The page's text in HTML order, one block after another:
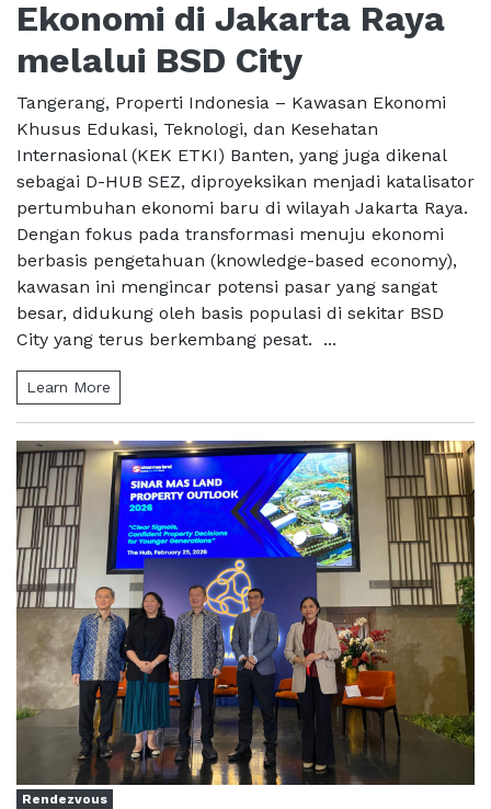
Ekonomi di Jakarta Raya
melalui BSD City
Tangerang, Properti Indonesia – Kawasan Ekonomi
Khusus Edukasi, Teknologi, dan Kesehatan
Internasional (KEK ETKI) Banten, yang juga dikenal
sebagai D-HUB SEZ, diproyeksikan menjadi katalisator
pertumbuhan ekonomi baru di wilayah Jakarta Raya.
Dengan fokus pada transformasi menuju ekonomi
berbasis pengetahuan (knowledge-based economy),
kawasan ini mengincar potensi pasar yang sangat
besar, didukung oleh basis populasi di sekitar BSD
City yang terus berkembang pesat. ...
Learn More
Rendezvous